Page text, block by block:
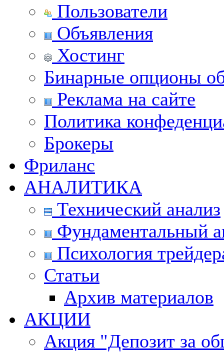
Пользователи
Объявления
Хостинг
Бинарные опционы
Реклама на сайте
Политика
Брокеры
Фриланс
АНАЛИТИКА
Технический анализ
Фундаментальный
Психология
Статьи
Архив материалов
АКЦИИ
Акция "Депозит за